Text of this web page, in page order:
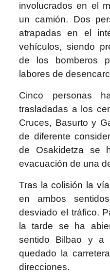
involucrados en el
un camión. Dos
atrapadas en el
vehículos, siendo
de los bomberos
labores de
Cinco personas
trasladadas a los
Cruces, Basurto y
de diferente
de Osakidetza se
evacuación de una
Tras la colisión la
en ambos
desviado el tráfico.
la tarde se ha
sentido Bilbao y a
quedado la
direcciones.